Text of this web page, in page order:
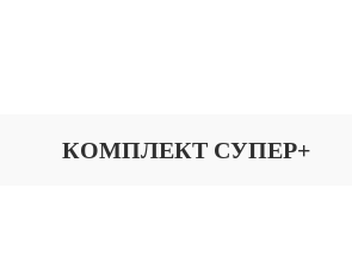
КОМПЛЕКТ СУПЕР+